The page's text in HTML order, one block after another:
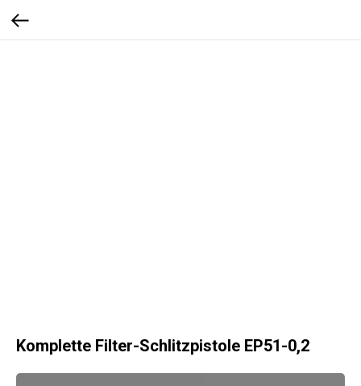
Komplette Filter-Schlitzpistole EP51-0,2